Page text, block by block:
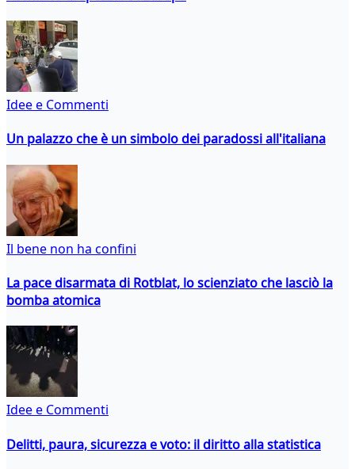
Idee e Commenti
Un palazzo che è un simbolo dei paradossi all'italiana
Il bene non ha confini
La pace disarmata di Rotblat, lo scienziato che lasciò la
bomba atomica
Idee e Commenti
Delitti, paura, sicurezza e voto: il diritto alla statistica